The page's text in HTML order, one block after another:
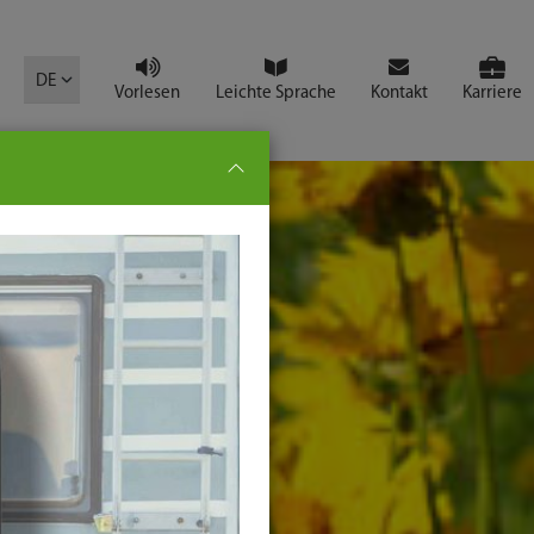
DE
Vorlesen Leichte Sprache Kontakt Karriere